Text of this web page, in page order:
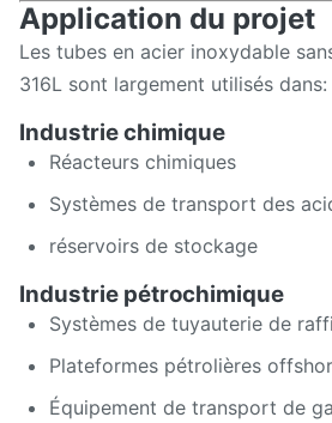
Application du projet
Les tubes en acier inoxydable
316L sont largement utilisés dans:
Industrie chimique
Réacteurs chimiques
Systèmes de transport des
réservoirs de stockage
Industrie pétrochimique
Systèmes de tuyauterie de
Plateformes pétrolières
Équipement de transport de